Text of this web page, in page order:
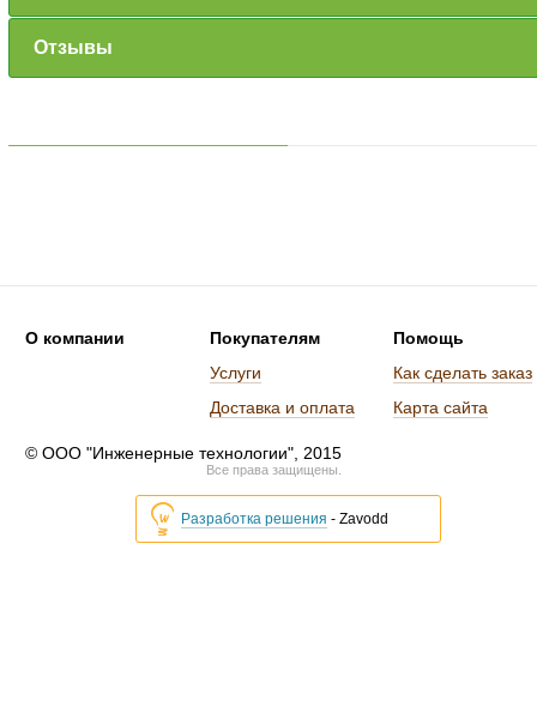
Отзывы
О компании
Покупателям
Услуги
Доставка и оплата
Помощь
Как сделать заказ
Карта сайта
© ООО "Инженерные технологии", 2015
Все права защищены.
Разработка решения - Zavodd